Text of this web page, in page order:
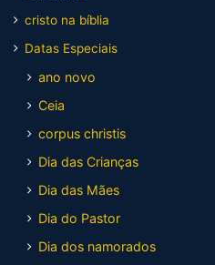
cristo na bíblia
Datas Especiais
ano novo
Ceia
corpus christis
Dia das Crianças
Dia das Mães
Dia do Pastor
Dia dos namorados